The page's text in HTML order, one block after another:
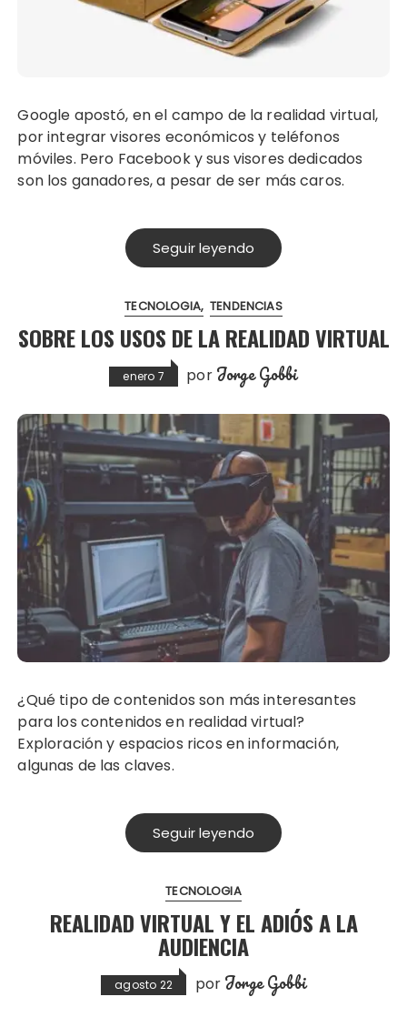
Google apostó, en el campo de la realidad virtual,
por integrar visores económicos y teléfonos
móviles. Pero Facebook y sus visores dedicados
son los ganadores, a pesar de ser más caros.
Seguir leyendo
TECNOLOGIA TENDENCIAS
SOBRE LOS USOS DE LA REALIDAD VIRTUAL
enero 7 por Jorge Gobbi
¿Qué tipo de contenidos son más interesantes
para los contenidos en realidad virtual?
Exploración y espacios ricos en información,
algunas de las claves.
Seguir leyendo
TECNOLOGIA
REALIDAD VIRTUAL Y EL ADIÓS A LA
AUDIENCIA
agosto 22 por Jorge Gobbi